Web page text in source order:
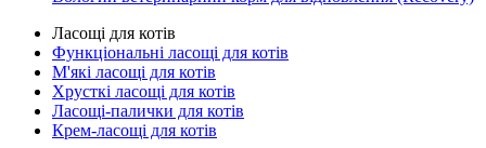
Ласощі для котів
Функціональні ласощі для котів
М'які ласощі для котів
Хрусткі ласощі для котів
Ласощі-палички для котів
Крем-ласощі для котів